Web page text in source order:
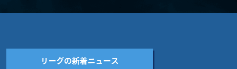
リーグの新着ニュース